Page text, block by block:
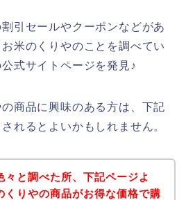
引セールやクーポンなどがあ
米のくりやのことを調べてい
式サイトページを発見♪
商品に興味のある方は、下記
れるとよいかもしれません。
々と調べた所、下記ページよ
くりやの商品がお得な価格で購